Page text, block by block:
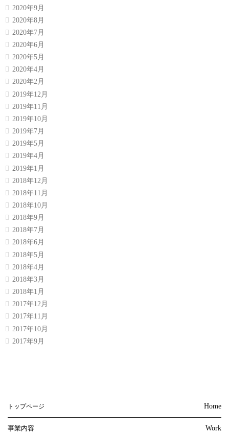
2020年9月
2020年8月
2020年7月
2020年6月
2020年5月
2020年4月
2020年2月
2019年12月
2019年11月
2019年10月
2019年7月
2019年5月
2019年4月
2019年1月
2018年12月
2018年11月
2018年10月
2018年9月
2018年7月
2018年6月
2018年5月
2018年4月
2018年3月
2018年1月
2017年12月
2017年11月
2017年10月
2017年9月
トップページ Home
事業内容 Work